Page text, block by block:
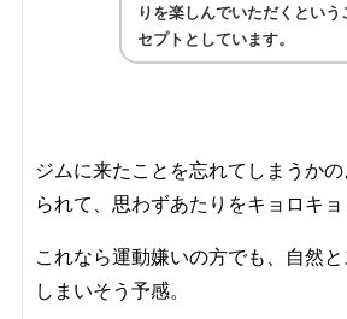
りを楽しんでいただくという
セプトとしています。
ジムに来たことを忘れてしまうか
られて、思わずあたりをキョロキョ
これなら運動嫌いの方でも、自然
しまいそう予感。